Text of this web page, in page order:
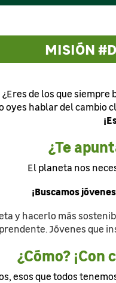
MISIÓN
¿Eres de los que
oyes hablar del cambio
¿Te
El planeta nos
¡Buscamos
y hacerlo más
Jóvenes que
¿Cómo?
esos que todos